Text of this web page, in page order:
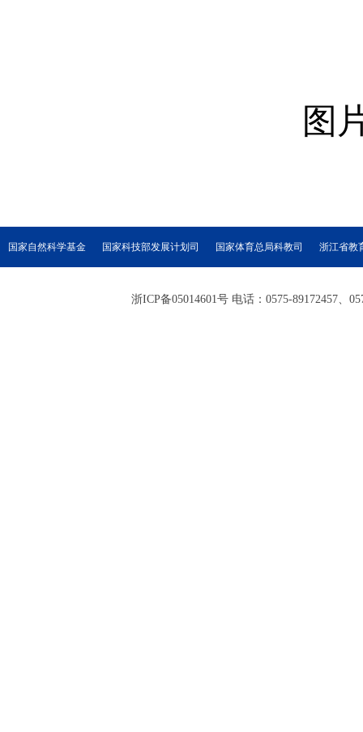
图
国家自然科学基金 国家科技部发展计划司 国家体育总局科教司 浙江省教
浙ICP备05014601号 电话：0575-89172457、